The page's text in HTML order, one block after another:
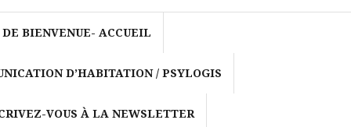
BIENVENUE- ACCUEIL
D’HABITATION / PSYLOGIS
VOUS À LA NEWSLETTER
la